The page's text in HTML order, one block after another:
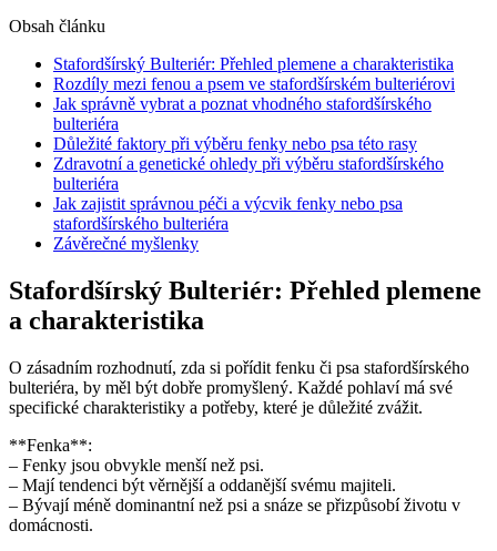
Obsah článku
Stafordšírský Bulteriér: Přehled plemene a charakteristika
Rozdíly mezi fenou a psem ve stafordšírském bulteriérovi
Jak správně vybrat a poznat vhodného stafordšírského
bulteriéra
Důležité faktory při výběru fenky nebo psa této rasy
Zdravotní a genetické ohledy při výběru stafordšírského
bulteriéra
Jak zajistit správnou péči a výcvik fenky nebo psa
stafordšírského bulteriéra
Závěrečné myšlenky
Stafordšírský Bulteriér: Přehled plemene
a charakteristika
O zásadním rozhodnutí, zda si pořídit fenku či psa stafordšírského
bulteriéra, by měl být dobře promyšlený. Každé pohlaví má své
specifické charakteristiky a potřeby, které je důležité zvážit.
**Fenka**:
– Fenky jsou obvykle menší než psi.
– Mají tendenci být věrnější a oddanější svému majiteli.
– Bývají méně dominantní než psi a snáze se přizpůsobí životu v
domácnosti.